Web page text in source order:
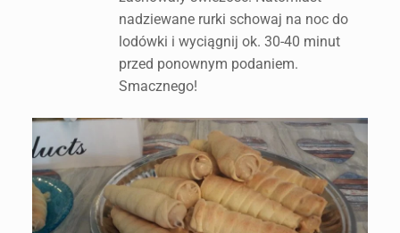
nadziewane rurki schowaj na noc do
lodówki i wyciągnij ok. 30-40 minut
przed ponownym podaniem.
Smacznego!